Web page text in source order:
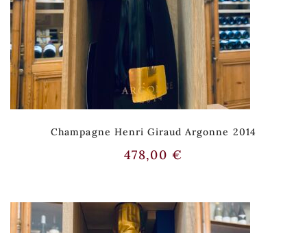
Champagne Henri Giraud Argonne 2014
478,00 €